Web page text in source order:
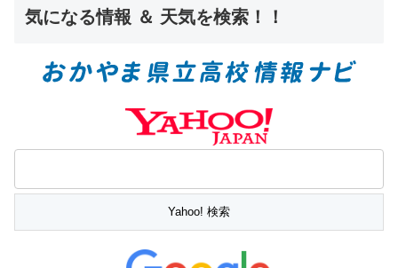
気になる情報 ＆ 天気を検索！！